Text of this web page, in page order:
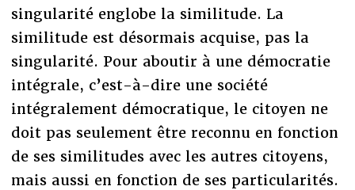
singularité englobe la similitude. La
similitude est désormais acquise, pas la
singularité. Pour aboutir à une démocratie
intégrale, c’est-à-dire une société
intégralement démocratique, le citoyen ne
doit pas seulement être reconnu en fonction
de ses similitudes avec les autres citoyens,
mais aussi en fonction de ses particularités.